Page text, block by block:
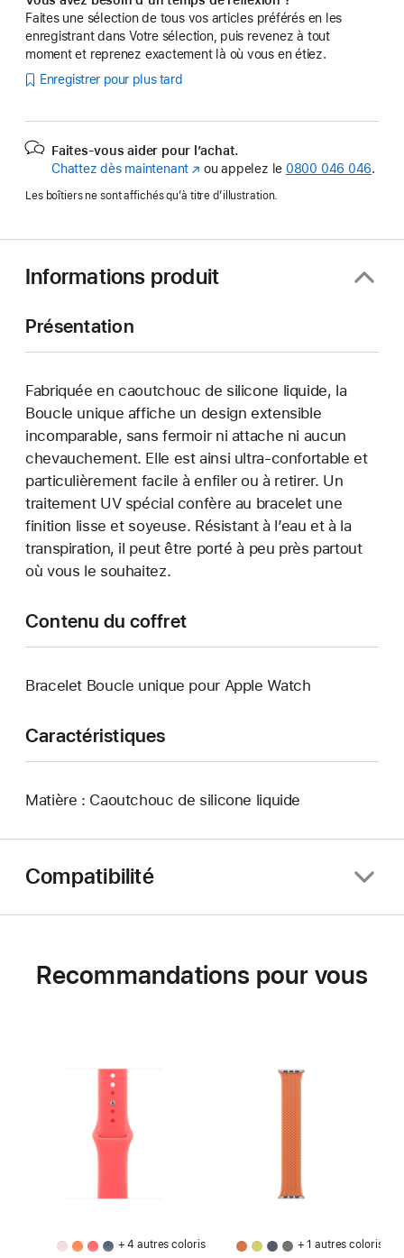
Faites une sélection de tous vos articles préférés en les
enregistrant dans Votre sélection, puis revenez à tout
moment et reprenez exactement là où vous en étiez.
Enregistrer pour plus tard
Faites-vous aider pour l’achat.
Chattez dès maintenant (s’ouvre
une
fenêtre)
ou appelez le 0800 046 046.
Les boîtiers ne sont affichés qu’à titre d’illustration.
Informations produit
Présentation
Fabriquée en caoutchouc de silicone liquide, la
Boucle unique affiche un design extensible
incomparable, sans fermoir ni attache ni aucun
chevauchement. Elle est ainsi ultra-confortable et
particulièrement facile à enfiler ou à retirer. Un
traitement UV spécial confère au bracelet une
finition lisse et soyeuse. Résistant à l’eau et à la
transpiration, il peut être porté à peu près partout
où vous le souhaitez.
Contenu du coffret
Bracelet Boucle unique pour Apple Watch
Caractéristiques
Matière : Caoutchouc de silicone liquide
Compatibilité
Recommandations pour vous
+ 4 autres coloris + 1 autres coloris